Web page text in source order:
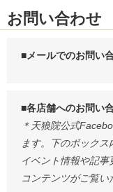
お問い合わせ
■メールでのお問い
■各店舗へのお問い
＊天狼院公式
ます。下のボック
イベント情報や記
コンテンツがご覧い